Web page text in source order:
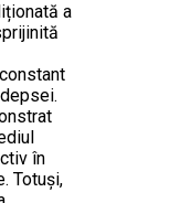
a
în
Totuși,